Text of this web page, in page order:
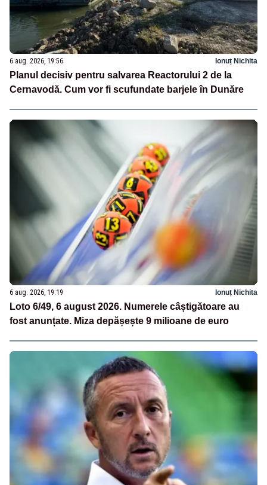
6 aug. 2026, 19:56 Ionuț Nichita
Planul decisiv pentru salvarea Reactorului 2 de la
Cernavodă. Cum vor fi scufundate barjele în Dunăre
6 aug. 2026, 19:19 Ionuț Nichita
Loto 6/49, 6 august 2026. Numerele câștigătoare au
fost anunțate. Miza depășește 9 milioane de euro